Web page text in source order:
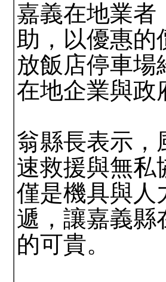
嘉義在地業者
助，以優惠的
放飯店停車場
在地企業與政
翁縣長表示，
速救援與無私
僅是機具與人
遞，讓嘉義縣
的可貴。